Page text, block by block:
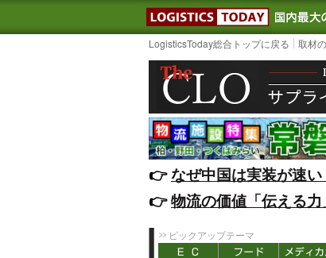
LogisticsToday総合トップに戻る 取材
👉️なぜ中国は実装が速
👉️物流の価値「伝える
ピックアップテーマ